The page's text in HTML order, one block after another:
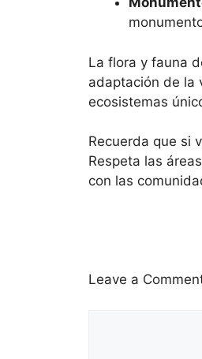
La flora y fauna
adaptación de la
ecosistemas
Recuerda que si
Respeta las
con las
Leave a